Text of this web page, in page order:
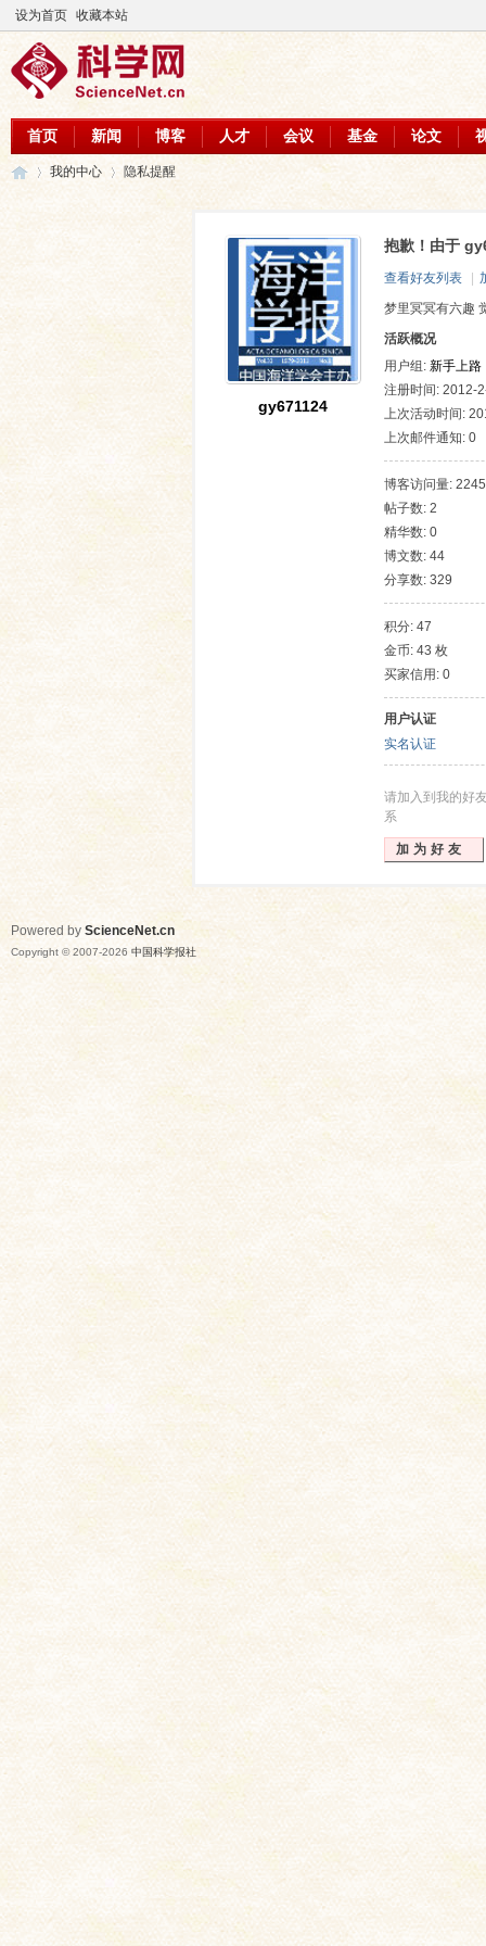
设为首页 收藏本站
首页 新闻 博客 人才 会议 基金 论文
我的中心 隐私提醒
gy671124
抱歉！由于
查看好友列表
梦里冥冥有六趣
活跃概况
用户组: 新手上路
注册时间: 2012-
上次活动时间:
上次邮件通知: 0
博客访问量:
帖子数: 2
精华数: 0
博文数: 44
分享数: 329
积分: 47
金币: 43 枚
买家信用: 0
用户认证
实名认证
请加入到我的好
系
加为好友
Powered by ScienceNet.cn
Copyright © 2007-2026 中国科学报社